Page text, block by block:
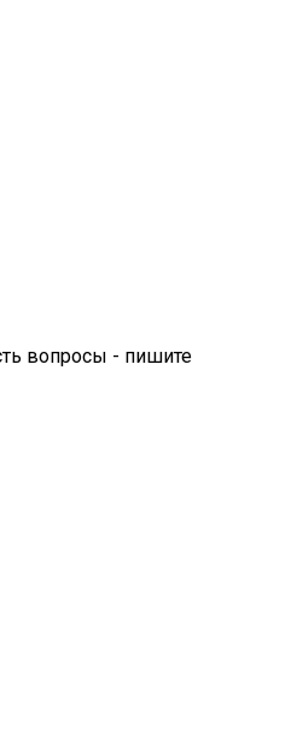
вопросы - пишите